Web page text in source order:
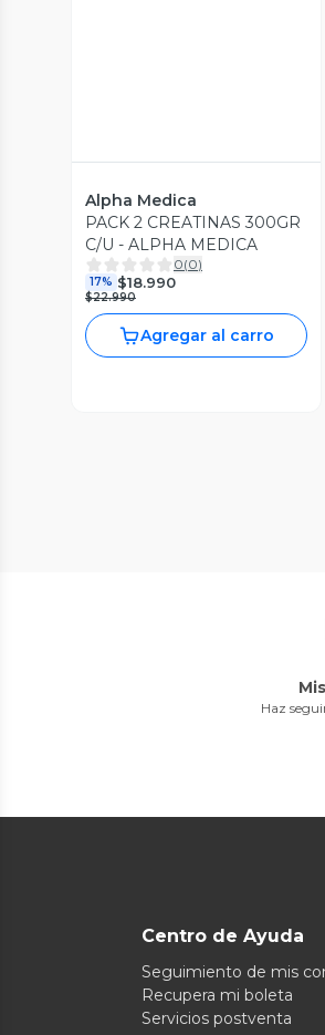
Alpha Medica
PACK 2 CREATINAS 300GR
C/U - ALPHA MEDICA
0(0)
17% $18.990
$22.990
Agregar al carro
Haz
Centro de Ayuda
Seguimiento de mis
Recupera mi boleta
Servicios postventa